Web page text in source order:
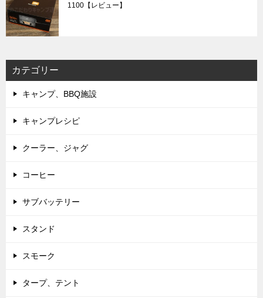
1100【レビュー】
カテゴリー
キャンプ、BBQ施設
キャンプレシピ
クーラー、ジャグ
コーヒー
サブバッテリー
スタンド
スモーク
タープ、テント